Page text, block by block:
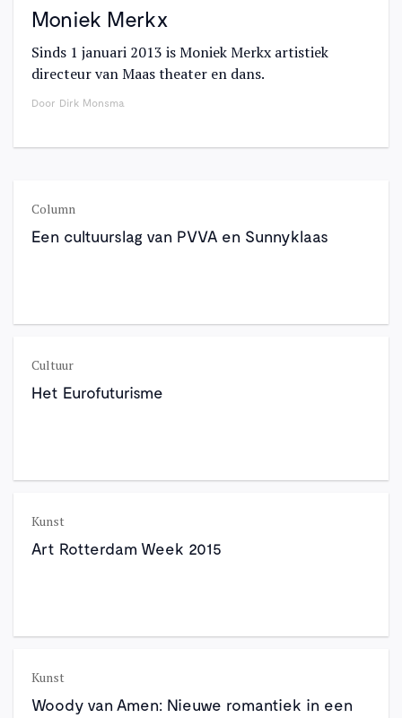
Moniek Merkx
Sinds 1 januari 2013 is Moniek Merkx artistiek
directeur van Maas theater en dans.
Door Dirk Monsma
Column
Een cultuurslag van PVVA en Sunnyklaas
Cultuur
Het Eurofuturisme
Kunst
Art Rotterdam Week 2015
Kunst
Woody van Amen: Nieuwe romantiek in een